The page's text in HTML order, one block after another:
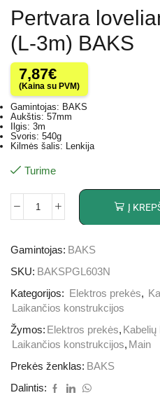
Pertvara
(L-3m) BAKS
7,87€
(Kaina su PVM)
Gamintojas: BAKS
Aukštis: 57mm
Ilgis: 3m
Svoris: 540g
Kilmės šalis: Lenkija
Turime
Į
Gamintojas: BAKS
SKU: BAKSPGL603N
Kategorijos:
Elektros prekės,
Laikančios konstrukcijos
Žymos: Elektros prekės,
Laikančios konstrukcijos, Main
Prekės ženklas: BAKS
Dalintis: